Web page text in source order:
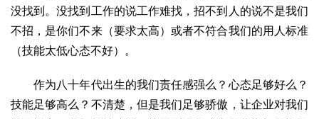
没找到。没找到工作的说工作难找，招不到人的说不是我们
不招，是你们不来（要求太高）或者不符合我们的用人标准
（技能太低心态不好）。
作为八十年代出生的我们责任感强么？心态足够好么？
技能足够高么？不清楚，但是我们足够骄傲，让企业对我们